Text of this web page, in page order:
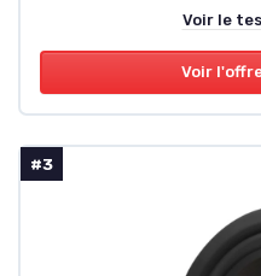
Voir le
Voir
#3